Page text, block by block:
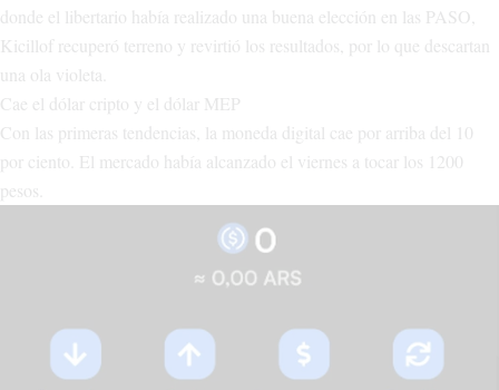
donde el libertario había realizado una buena elección en las PASO,
Kicillof recuperó terreno y revirtió los resultados, por lo que descartan
una ola violeta.
Cae el dólar cripto y el dólar MEP
Con las primeras tendencias, la moneda digital cae por arriba del 10
por ciento. El mercado había alcanzado el viernes a tocar los 1200
pesos.